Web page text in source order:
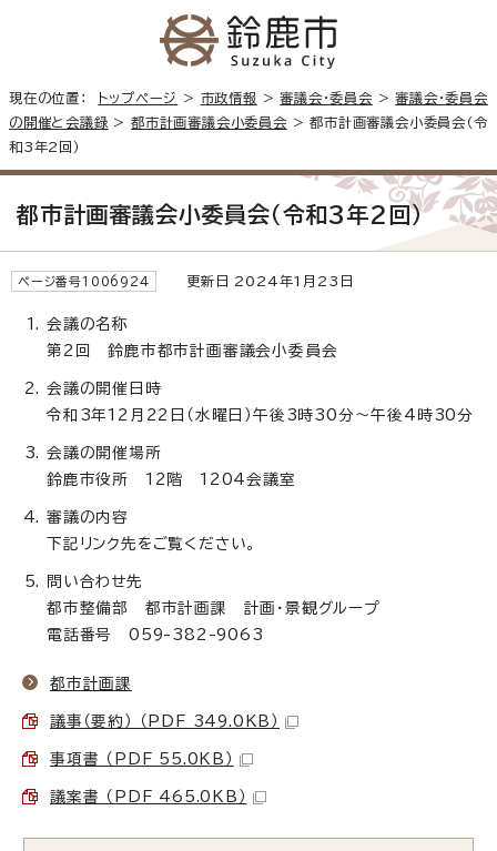
現在の位置： トップページ > 市政情報 >審議会・委員会 >審議会・委員会
の開催と会議録 >都市計画審議会小委員会 > 都市計画審議会小委員会（令
和3年2回）
都市計画審議会小委員会（令和3年2回）
ページ番号1006924 更新日 2024年1月23日
会議の名称
第2回 鈴鹿市都市計画審議会小委員会
会議の開催日時
令和3年12月22日（水曜日）午後3時30分～午後4時30分
会議の開催場所
鈴鹿市役所 12階 1204会議室
審議の内容
下記リンク先をご覧ください。
問い合わせ先
都市整備部 都市計画課 計画・景観グループ
電話番号 059-382-9063
都市計画課
議事（要約） （PDF 349.0KB）
事項書 （PDF 55.0KB）
議案書 （PDF 465.0KB）